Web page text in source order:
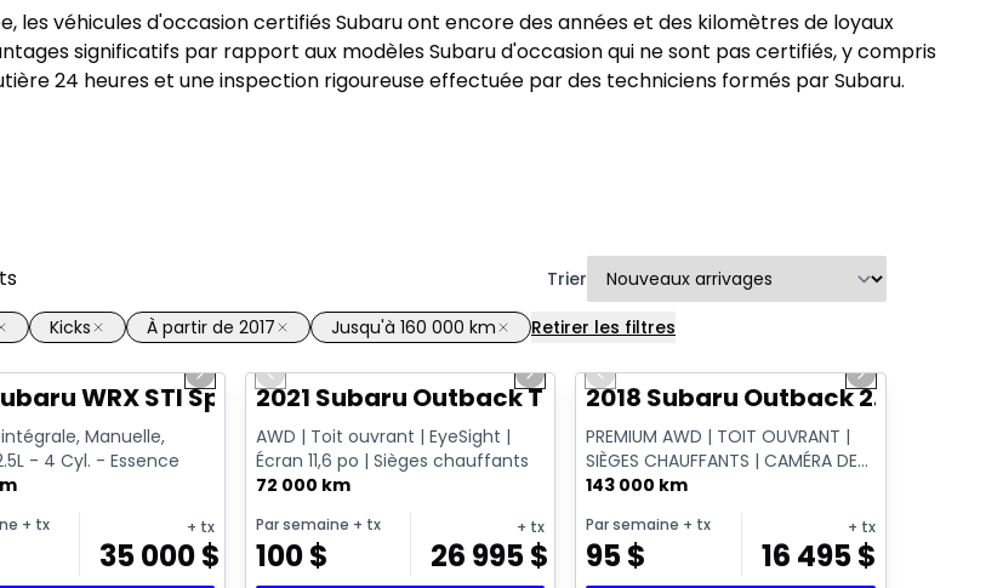
véhicules d'occasion certifiés Subaru ont encore des années et des kilomètres de loyaux
significatifs par rapport aux modèles Subaru d'occasion qui ne sont pas certifiés, y compris
24 heures et une inspection rigoureuse effectuée par des techniciens formés par Subaru.
Trier
Kicks À partir de 2017 Jusqu'à 160 000 km Retirer les filtres
1/16
slide
Next slide
WRX STI Sport
Manuelle,
- 4 Cyl. - Essence
+ tx + tx
35 000$
1/14
Previous slide
Next slide
2021 Subaru Outback Touring
AWD | Toit ouvrant | EyeSight |
Écran 11,6 po | Sièges chauffants
72 000 km
Par semaine + tx
100$
+ tx
26 995$
Previous slide
Next slide
2018 Subaru Outback 2.5i
PREMIUM AWD | TOIT OUVRANT |
SIÈGES CHAUFFANTS | CAMÉRA DE
RECUL | APPLE CARPLAY | HAYON
143 000 km
Par semaine + tx
95$
+ tx
16 495$